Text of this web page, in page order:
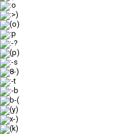
:o
:>)
(o)
:p
:-?
(p)
:-s
8-)
:-t
:-b
b-(
(y)
x-)
(k)